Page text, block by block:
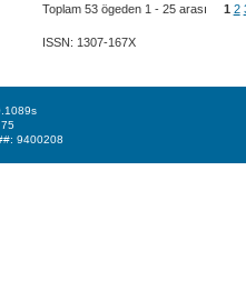
Toplam 53 ögeden 1 - 25 arası 1 2
ISSN: 1307-167X
75
9400208